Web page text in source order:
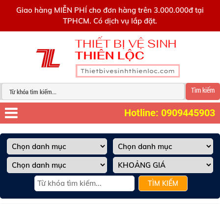
Giao hàng MIỄN PHÍ cho đơn hàng trên 3.000.000đ tại
TPHCM. Có dịch vụ lắp đặt.
Tìm kiếm
Hotline: 0909445903
TÌM KIẾM
0909445903